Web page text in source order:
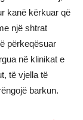
kanë kërkuar që
një shtrat
përkeqësuar
në klinikat e
të vjella të
barkun.